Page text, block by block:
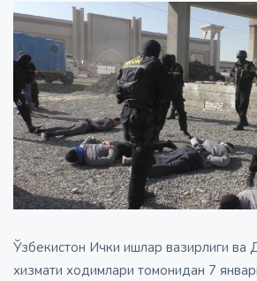
Ўзбекистон Ички ишлар вазирлиги ва
хизмати ходимлари томонидан 7